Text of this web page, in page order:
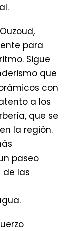
para
Sigue
que
con
a los
que se
la región.
paseo
de las